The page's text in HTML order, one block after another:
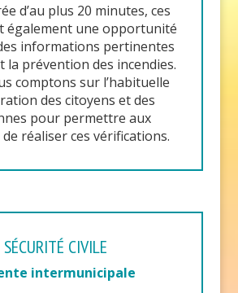
d’au plus 20 minutes, ces
également une opportunité
informations pertinentes
la prévention des incendies.
comptons sur l’habituelle
des citoyens et des
pour permettre aux
réaliser ces vérifications.
SÉCURITÉ CIVILE
intermunicipale